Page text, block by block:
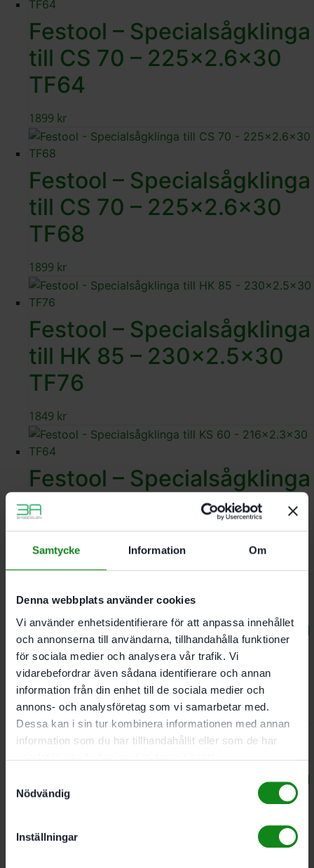
Samtycke Information Om
Denna webbplats använder cookies
Vi använder enhetsidentifierare för att anpassa innehållet
och annonserna till användarna, tillhandahålla funktioner
för sociala medier och analysera vår trafik. Vi
vidarebefordrar även sådana identifierare och annan
information från din enhet till de sociala medier och
annons- och analysföretag som vi samarbetar med.
Dessa kan i sin tur kombinera informationen med annan
information som du har tillhandahållit eller som de har
Nödvändig
Inställningar
Festool – Specialsågklinga
till CS 70 – 225×2.6×30
TF64
1899 kr
Festool – Specialsågklinga
till CS 70 – 225×2.6×30
TF68
1899 kr
Festool – Specialsågklinga
till HK 85 – 230×2.5×30
TF76
1849 kr
Festool – Specialsågklinga
till KS 60 – 216×2.3×30
TF64
1850kr
Festool – Specialsågklinga
till KS 60 – 216×2.3×30
WZ/FA60
1850 kr
Festool – Specialsågklinga
till SYM 70 – 216×2.3×30
W60